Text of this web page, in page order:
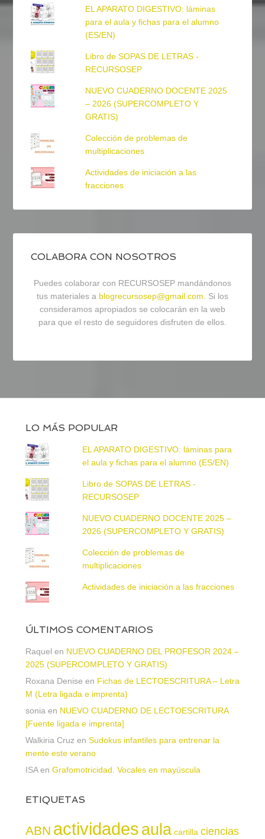
EL APARATO DIGESTIVO: láminas
para el aula y fichas para el alumno
(ES/EN)
Libro de SOPAS DE LETRAS -
RECURSOSEP
NUEVO CUADERNO DOCENTE 2025
– 2026 (SUPERCOMPLETO Y
GRATIS)
Colección de problemas de
multiplicaciones
Actividades de iniciación a las
fracciones
COLABORA CON NOSOTROS
Puedes colaborar con RECURSOSEP mandándonos
tus materiales a blogrecursosep@gmail.com. Si los
consideramos apropiados se colocarán en la web
para que el resto de seguidores disfruten de ellos.
LO MÁS POPULAR
EL APARATO DIGESTIVO: láminas para
el aula y fichas para el alumno (ES/EN)
Libro de SOPAS DE LETRAS -
RECURSOSEP
NUEVO CUADERNO DOCENTE 2025 –
2026 (SUPERCOMPLETO Y GRATIS)
Colección de problemas de
multiplicaciones
Actividades de iniciación a las fracciones
ÚLTIMOS COMENTARIOS
Raquel en NUEVO CUADERNO DEL PROFESOR 2024 –
2025 (SUPERCOMPLETO Y GRATIS)
Roxana Denise en Fichas de LECTOESCRITURA – Letra
M (Letra ligada e imprenta)
sonia en NUEVO CUADERNO DE LECTOESCRITURA
[Fuente ligada e imprenta]
Walkiria Cruz en Sudokus infantiles para entrenar la
mente este verano
ISAen Grafomotricidad. Vocales en mayúscula
ETIQUETAS
ABN actividadesaula cartilla ciencias